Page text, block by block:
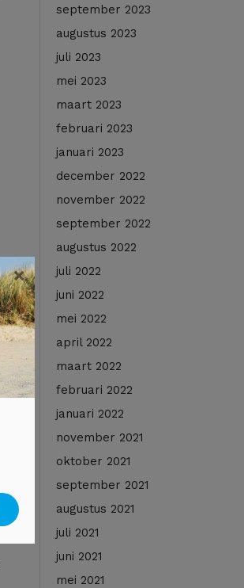
september 2023
augustus 2023
juli 2023
mei 2023
maart 2023
februari 2023
januari 2023
december 2022
november 2022
september 2022
augustus 2022
juli 2022
juni 2022
mei 2022
april 2022
maart 2022
februari 2022
januari 2022
november 2021
oktober 2021
september 2021
augustus 2021
juli 2021
juni 2021
mei 2021
×